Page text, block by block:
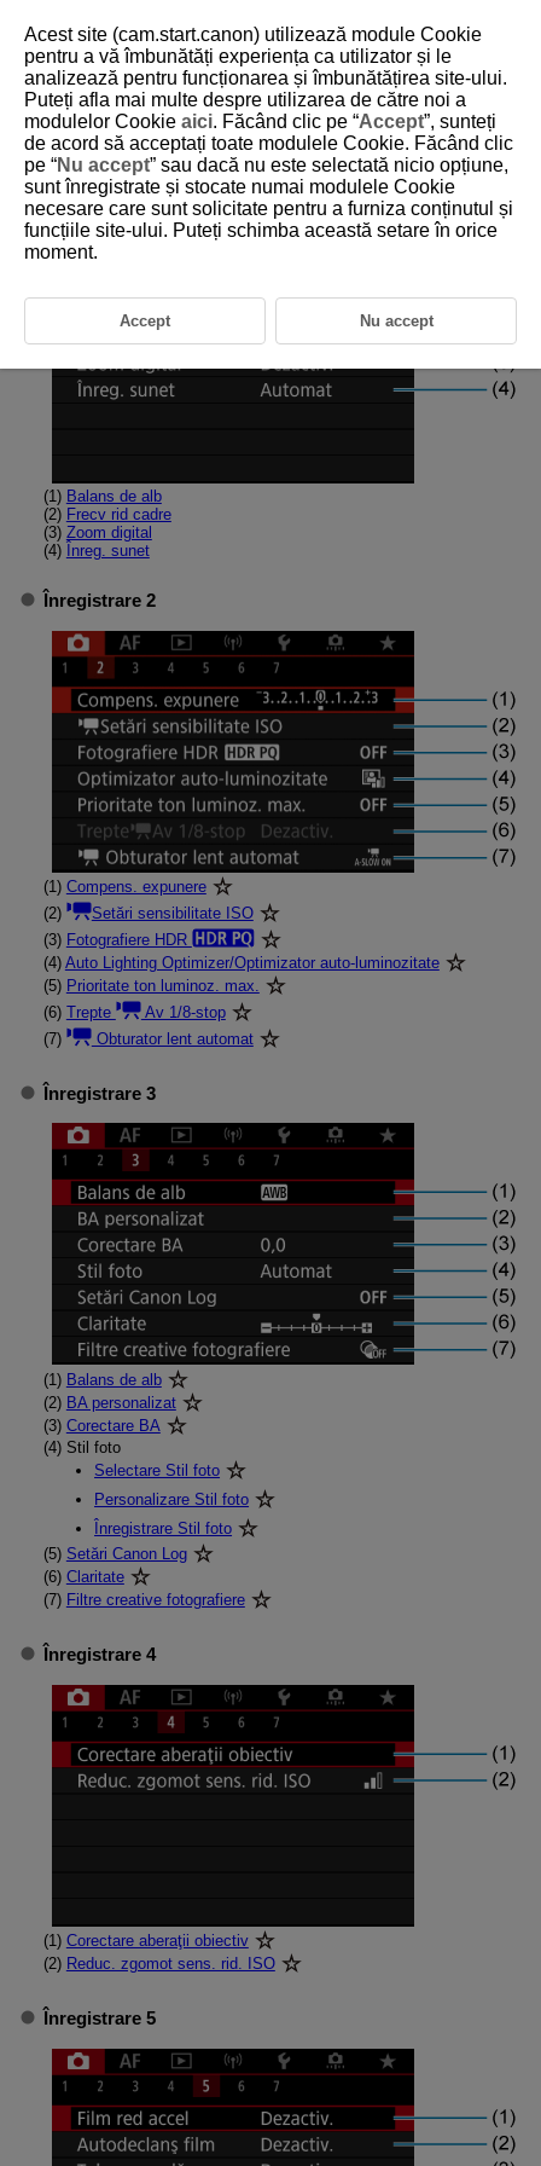
D180-103
Filă meniuri: Înregistrare filme
Înregistrare 1
(1) Balans de alb
(2) Frecv rid cadre
(3) Zoom digital
(4)
Înreg. sunet
Înregistrare 2
(1) Compens. expunere
(2)
Setări sensibilitate ISO
(3) Fotografiere HDR
(4) Auto Lighting Optimizer/Optimizator auto-luminozitate
(5) Prioritate ton luminoz. max.
(6) Trepte
Av 1/8-stop
(7)
Obturator lent automat
Înregistrare 3
(1) Balans de alb
(2) BA personalizat
(3) Corectare BA
(4) Stil foto
Selectare Stil foto
Personalizare Stil foto
Înregistrare Stil foto
(5) Setări Canon Log
(6) Claritate
(7) Filtre creative fotografiere
Înregistrare 4
(1) Corectare aberaţii obiectiv
(2) Reduc. zgomot sens. rid. ISO
Înregistrare 5
Acest site (cam.start.canon) utilizează module Cookie
pentru a vă îmbunătăți experiența ca utilizator și le
analizează pentru funcționarea și îmbunătățirea site-ului.
Puteți afla mai multe despre utilizarea de către noi a
modulelor Cookie aici. Făcând clic pe “Accept”, sunteți
de acord să acceptați toate modulele Cookie. Făcând clic
pe “Nu accept” sau dacă nu este selectată nicio opțiune,
sunt înregistrate și stocate numai modulele Cookie
necesare care sunt solicitate pentru a furniza conținutul și
funcțiile site-ului. Puteți schimba această setare în orice
moment.
Accept Nu accept